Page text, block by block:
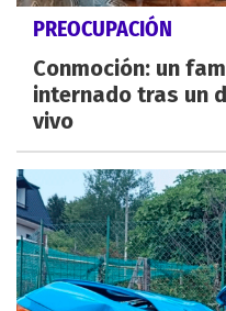
PREOCUPACIÓN
Conmoción: un
internado tras un
vivo